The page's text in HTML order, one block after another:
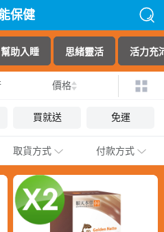
保健
幫助入睡 思緒靈活 活力充
價格
買就送 免運
取貨方式 付款方式